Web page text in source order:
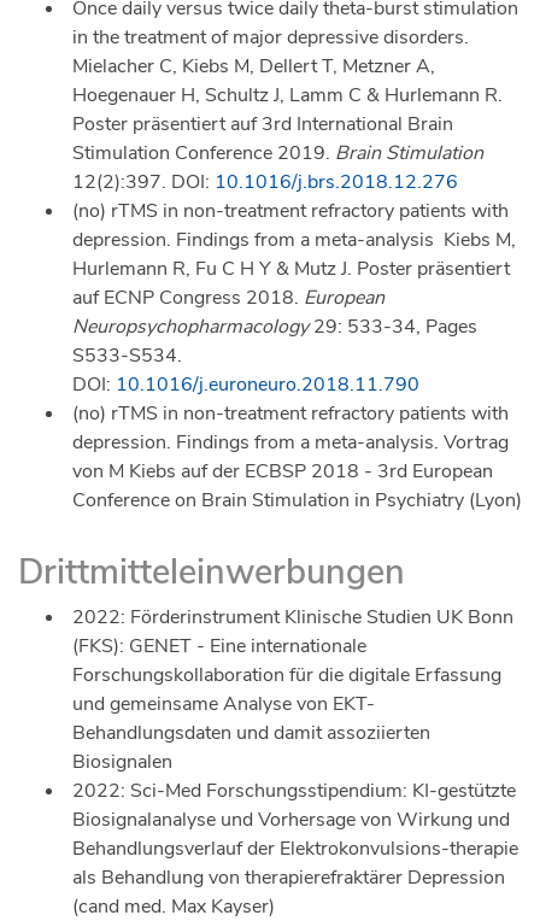
Once daily versus twice daily theta-burst stimulation
in the treatment of major depressive disorders.
Mielacher C, Kiebs M, Dellert T, Metzner A,
Hoegenauer H, Schultz J, Lamm C & Hurlemann R.
Poster präsentiert auf 3rd International Brain
Stimulation Conference 2019. Brain Stimulation
12(2):397. DOI: 10.1016/j.brs.2018.12.276
(no) rTMS in non-treatment refractory patients with
depression. Findings from a meta-analysis Kiebs M,
Hurlemann R, Fu C H Y & Mutz J. Poster präsentiert
auf ECNP Congress 2018. European
Neuropsychopharmacology29: 533-34, Pages
S533-S534.
DOI: 10.1016/j.euroneuro.2018.11.790
(no) rTMS in non-treatment refractory patients with
depression. Findings from a meta-analysis. Vortrag
von M Kiebs auf der ECBSP 2018 - 3rd European
Conference on Brain Stimulation in Psychiatry (Lyon)
Drittmitteleinwerbungen
2022: Förderinstrument Klinische Studien UK Bonn
(FKS): GENET - Eine internationale
Forschungskollaboration für die digitale Erfassung
und gemeinsame Analyse von EKT-
Behandlungsdaten und damit assoziierten
Biosignalen
2022: Sci-Med Forschungsstipendium: KI-gestützte
Biosignalanalyse und Vorhersage von Wirkung und
Behandlungsverlauf der Elektrokonvulsions-therapie
als Behandlung von therapierefraktärer Depression
(cand med. Max Kayser)